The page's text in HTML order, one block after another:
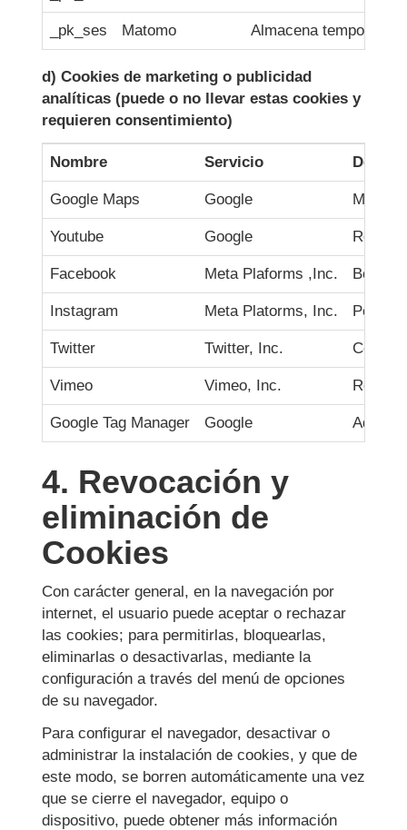
_pk_ses Matomo Almacena
d) Cookies de marketing o publicidad
analíticas (puede o no llevar estas cookies y
requieren consentimiento)
Nombre Servicio
Google Maps Google
Youtube Google
Facebook Meta Plaforms ,Inc. Botón
Instagram Meta Platorms, Inc. Perfil
Twitter Twitter, Inc.
Vimeo Vimeo, Inc.
Google Tag Manager Google
4. Revocación y
eliminación de
Cookies
Con carácter general, en la navegación por
internet, el usuario puede aceptar o rechazar
las cookies; para permitirlas, bloquearlas,
eliminarlas o desactivarlas, mediante la
configuración a través del menú de opciones
de su navegador.
Para configurar el navegador, desactivar o
administrar la instalación de cookies, y que de
este modo, se borren automáticamente una vez
que se cierre el navegador, equipo o
dispositivo, puede obtener más información